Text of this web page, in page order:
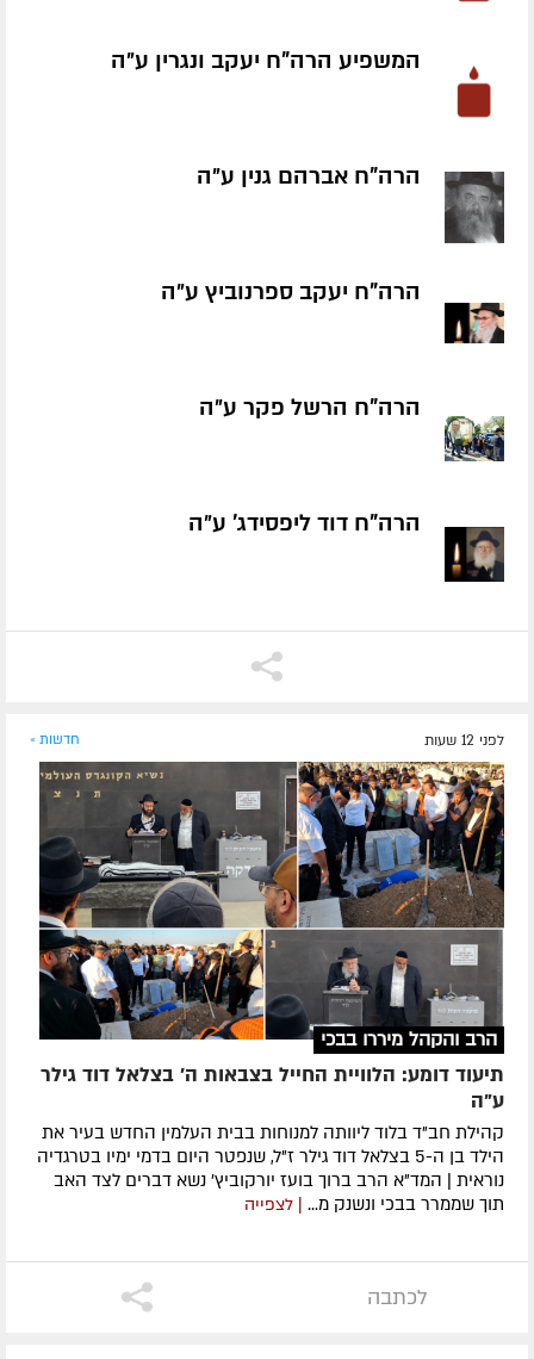
המשפיע הרה"ח יעקב ונגרין ע״ה
הרה"ח אברהם גנין ע״ה
הרה"ח יעקב ספרנוביץ ע״ה
הרה"ח הרשל פקר ע״ה
הרה"ח דוד ליפסידג' ע״ה
לפני 12 שעות חדשות »
הרב והקהל מיררו בבכי
תיעוד דומע: הלוויית החייל בצבאות ה' בצלאל דוד גילר
ע"ה
קהילת חב"ד בלוד ליוותה למנוחות בבית העלמין החדש בעיר את
הילד בן ה-5 בצלאל דוד גילר ז"ל, שנפטר היום בדמי ימיו בטרגדיה
נוראית | המד"א הרב ברוך בועז יורקוביץ' נשא דברים לצד האב
תוך שממרר בבכי ונשנק מ... | לצפייה
לכתבה